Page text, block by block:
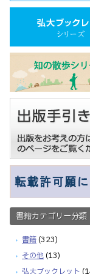
書籍カテゴリー分類
書籍 (323)
その他 (13)
弘大ブックレット